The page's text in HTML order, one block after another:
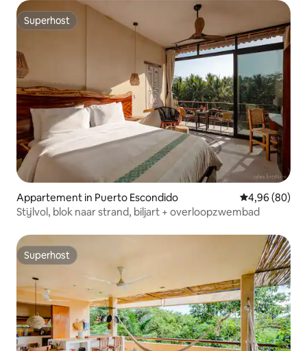
Superhost
Superhost
Appartement in Puerto Escondido Gemiddelde
4,96 (80)
Stijlvol, blok naar strand, biljart + overloopzwembad
Superhost
Superhost